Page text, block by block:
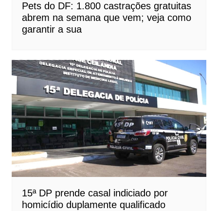
Pets do DF: 1.800 castrações gratuitas
abrem na semana que vem; veja como
garantir a sua
15ª DP prende casal indiciado por
homicídio duplamente qualificado